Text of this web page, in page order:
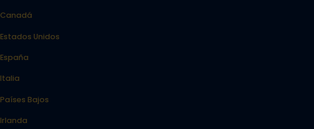
Canadá
Estados Unidos
España
Italia
Países Bajos
Irlanda